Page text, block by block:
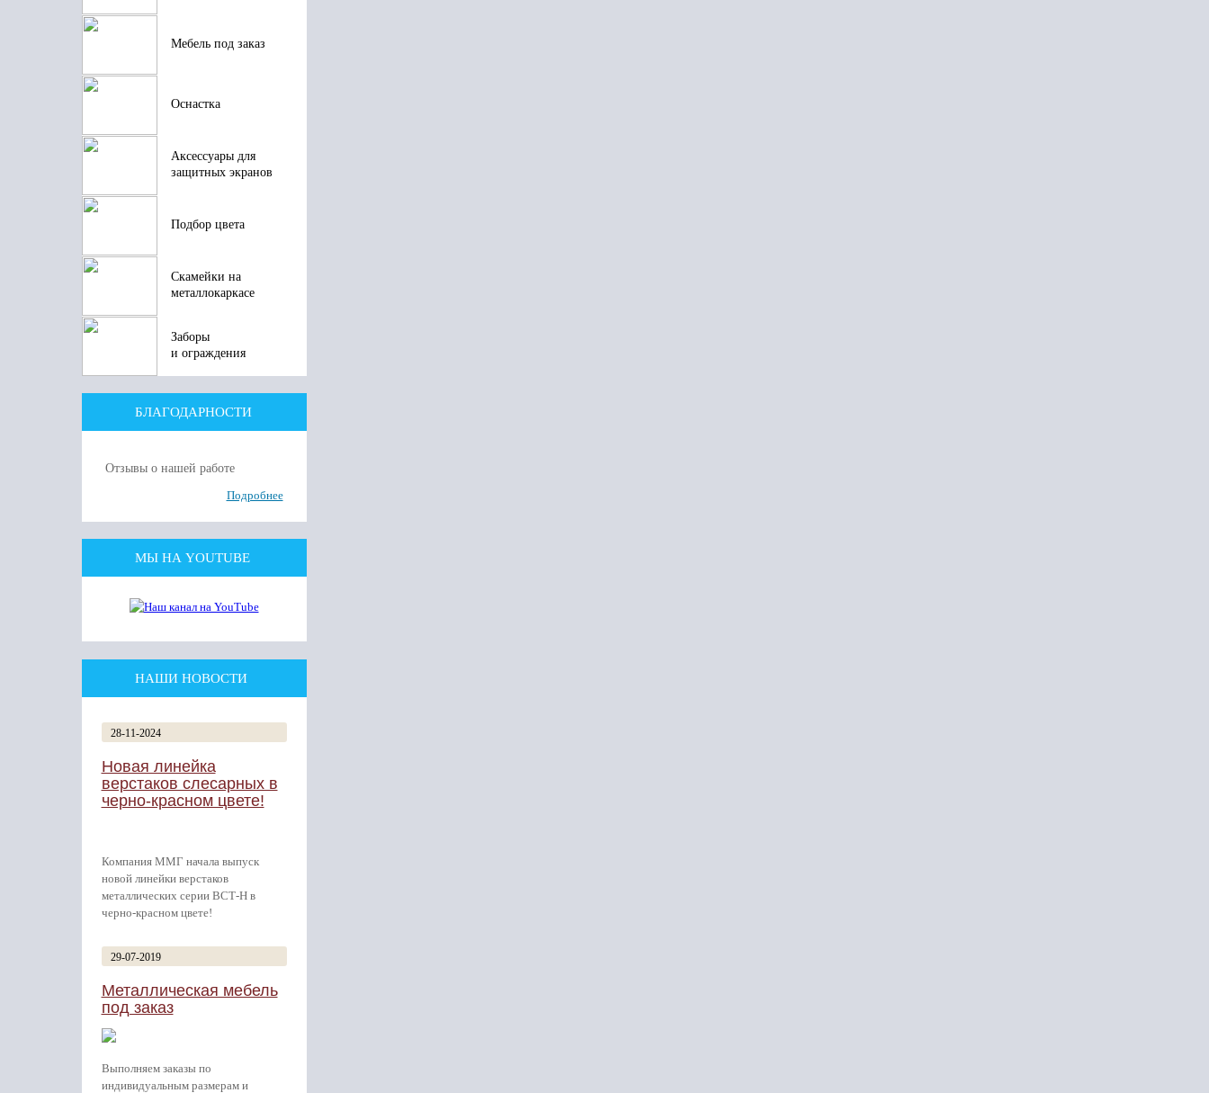
Мебель под заказ
Оснастка
Аксессуары для
защитных экранов
Подбор цвета
Скамейки на
металлокаркасе
Заборы
и ограждения
БЛАГОДАРНОСТИ
Отзывы о нашей работе
Подробнее
МЫ НА YOUTUBE
НАШИ НОВОСТИ
28-11-2024
Новая линейка
верстаков слесарных в
черно-красном цвете!
Компания ММГ начала выпуск
новой линейки верстаков
металлических серии ВСТ-Н в
черно-красном цвете!
29-07-2019
Металлическая мебель
под заказ
Выполняем заказы по
индивидуальным размерам и